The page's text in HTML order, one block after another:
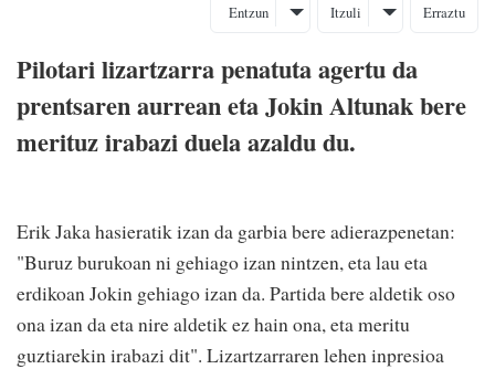
Entzun Itzuli Erraztu
Pilotari lizartzarra penatuta agertu da
prentsaren aurrean eta Jokin Altunak bere
merituz irabazi duela azaldu du.
Erik Jaka hasieratik izan da garbia bere adierazpenetan:
"Buruz burukoan ni gehiago izan nintzen, eta lau eta
erdikoan Jokin gehiago izan da. Partida bere aldetik oso
ona izan da eta nire aldetik ez hain ona, eta meritu
guztiarekin irabazi dit". Lizartzarraren lehen inpresioa